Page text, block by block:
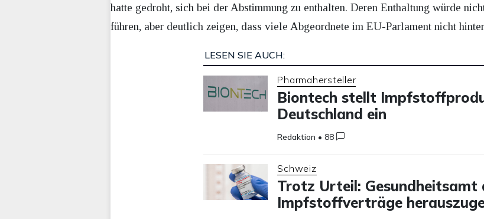
hatte gedroht, sich bei der Abstimmung zu enthalten. Deren Enthaltung würde
führen, aber deutlich zeigen, dass viele Abgeordnete im EU-Parlament nicht
LESEN SIE AUCH:
Pharmahersteller
Biontech stellt
Deutschland ein
Redaktion • 88
Schweiz
Trotz Urteil: Gesundheitsamt
Impfstoffverträge